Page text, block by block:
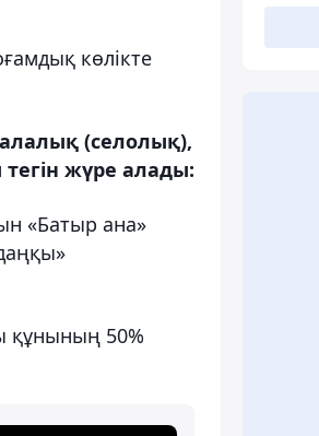
көлікте
(селолық),
жүре алады:
«Батыр ана»
құнының 50%